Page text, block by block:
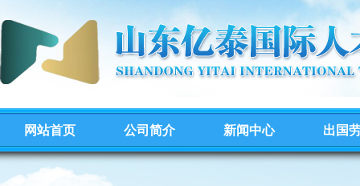
网站首页 公司简介 新闻中心 出国